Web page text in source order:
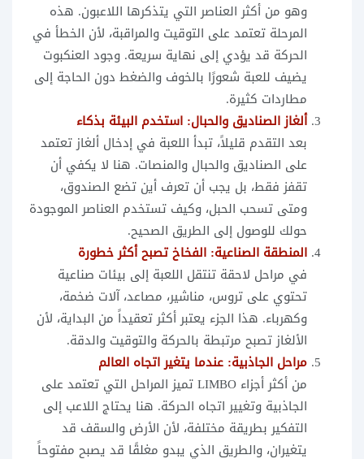
وهو من أكثر العناصر التي يتذكرها اللاعبون. هذه
المرحلة تعتمد على التوقيت والمراقبة، لأن الخطأ في
الحركة قد يؤدي إلى نهاية سريعة. وجود العنكبوت
يضيف للعبة شعورًا بالخوف والضغط دون الحاجة إلى
مطاردات كثيرة.
ألغاز الصناديق والحبال: استخدم البيئة بذكاء
بعد التقدم قليلاً، تبدأ اللعبة في إدخال ألغاز تعتمد
على الصناديق والحبال والمنصات. هنا لا يكفي أن
تقفز فقط، بل يجب أن تعرف أين تضع الصندوق،
ومتى تسحب الحبل، وكيف تستخدم العناصر الموجودة
حولك للوصول إلى الطريق الصحيح.
المنطقة الصناعية: الفخاخ تصبح أكثر خطورة
في مراحل لاحقة تنتقل اللعبة إلى بيئات صناعية
تحتوي على تروس، مناشير، مصاعد، آلات ضخمة،
وكهرباء. هذا الجزء يعتبر أكثر تعقيداً من البداية، لأن
الألغاز تصبح مرتبطة بالحركة والتوقيت والدقة.
مراحل الجاذبية: عندما يتغير اتجاه العالم
من أكثر أجزاء LIMBO تميز المراحل التي تعتمد على
الجاذبية وتغيير اتجاه الحركة. هنا يحتاج اللاعب إلى
التفكير بطريقة مختلفة، لأن الأرض والسقف قد
يتغيران، والطريق الذي يبدو مغلقًا قد يصبح مفتوحاً